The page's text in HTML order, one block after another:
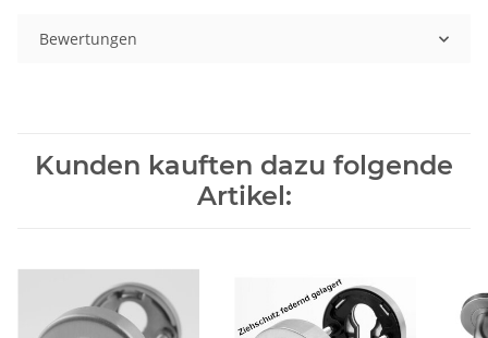
Bewertungen
Kunden kauften dazu folgende
Artikel: